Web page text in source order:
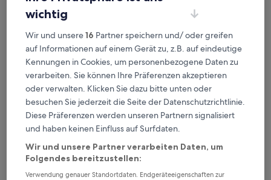
Mondrian Seoul Itaewon
Mondrian Seoul Itaewon
5.0-
Mondrian Seoul Itaewon
wichtig
Wir und unsere16 Partner speichern und/ oder greifen
auf Informationen auf einem Gerät zu, z.B. auf eindeutige
Kennungen in Cookies, um personenbezogene Daten zu
verarbeiten. Sie können Ihre Präferenzen akzeptieren
oder verwalten. Klicken Sie dazu bitte unten oder
besuchen Sie jederzeit die Seite der Datenschutzrichtlinie.
Diese Präferenzen werden unseren Partnern signalisiert
und haben keinen Einfluss auf Surfdaten.
Wir und unsere Partner verarbeiten Daten, um
Folgendes bereitzustellen:
Verwendung genauer Standortdaten. Endgeräteeigenschaften zur